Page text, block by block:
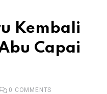
Kembali
Capai
0 COMMENTS